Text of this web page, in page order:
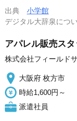
出典 小学館
デジタル大辞泉に
アパレル販売スタ
株式会社フィールド
大阪府 枚方市
時給1,600円～
派遣社員